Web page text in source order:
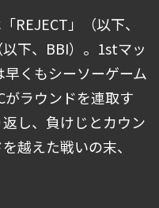
REJECT」（以下、
下、BBI）。1stマッ
くもシーソーゲーム
ラウンドを連取す
し、負けじとカウン
越えた戦いの末、